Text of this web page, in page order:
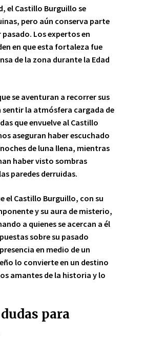
el Castillo Burguillo se
pero aún conserva parte
pasado. Los expertos en
en que esta fortaleza fue
de la zona durante la Edad
se aventuran a recorrer sus
sentir la atmósfera cargada de
que envuelve al Castillo
aseguran haber escuchado
de luna llena, mientras
haber visto sombras
paredes derruidas.
el Castillo Burguillo, con su
y su aura de misterio,
a quienes se acercan a él
sobre su pasado
en medio de un
lo convierte en un destino
amantes de la historia y lo
para